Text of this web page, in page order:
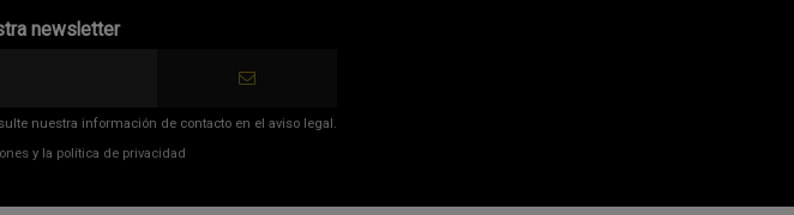
newsletter
nuestra información de contacto en el aviso legal.
y la política de privacidad